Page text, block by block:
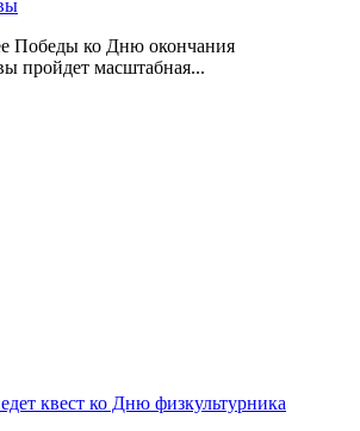
Победы ко Дню окончания
пройдет масштабная...
квест ко Дню физкультурника